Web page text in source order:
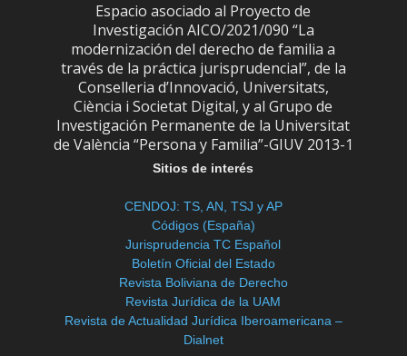
Espacio asociado al Proyecto de
Investigación AICO/2021/090 “La
modernización del derecho de familia a
través de la práctica jurisprudencial”, de la
Conselleria d’Innovació, Universitats,
Ciència i Societat Digital, y al Grupo de
Investigación Permanente de la Universitat
de València “Persona y Familia”-GIUV 2013-1
Sitios de interés
CENDOJ: TS, AN, TSJ y AP
Códigos (España)
Jurisprudencia TC Español
Boletín Oficial del Estado
Revista Boliviana de Derecho
Revista Jurídica de la UAM
Revista de Actualidad Jurídica Iberoamericana –
Dialnet